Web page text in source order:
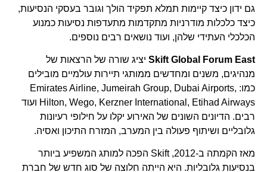
גם ידון כיצד קיימות תמלא תפקיד הולך וגובר בעסקי הנסיעות,
כיצד כלכלות מודרניות מתקדמות מתעדפות נסיעות כמנוע
הכלכלי העתידי שלהן, ועוד נושאים רבים נוספים.
Skift Global Forum East יציג שורה של הרצאות של
מנהיגים, משנים ומחדשים ממותגי תיירות עולמיים מובילים
כמו: Emirates Airline, Jumeirah Group, Dubai Airports,
Hilton, Wego, Kerzner International, Etihad Airways ועוד
רבים. הדיונים השונים של האירוע יקלו על חילופי רעיונות
גלובליים ושיתוף פעולה בין המערב, המזרח התיכון ואסיה.
מאז הקמתה ב-2012, Skift הפכה למותג המשפיע ביותר
בנסיעות גלובליות. היא הייתה חלוצה של סוג חדש של חברת